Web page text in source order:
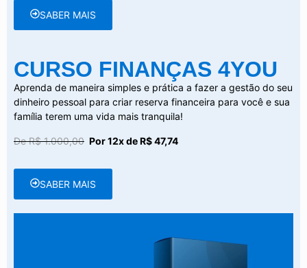
SABER MAIS
CURSO FINANÇAS 4YOU
Aprenda de maneira simples e prática a fazer a gestão do seu
dinheiro pessoal para criar reserva financeira para você e sua
família terem uma vida mais tranquila!
De R$ 1.000,00 Por 12x de R$ 47,74
SABER MAIS